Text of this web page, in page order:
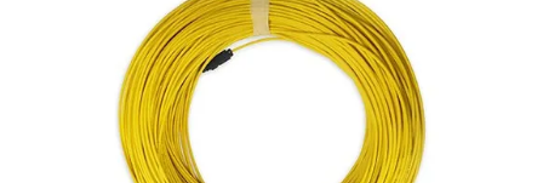
業務用ドローン・業務関連製品
水中ドローン(ROV)・水中スクーター
RC・ロボット部品